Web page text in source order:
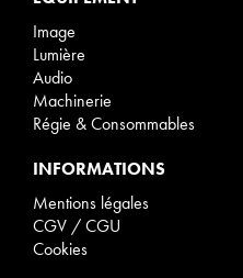
Image
Lumière
Audio
Machinerie
Régie & Consommables
INFORMATIONS
Mentions légales
CGV / CGU
Cookies